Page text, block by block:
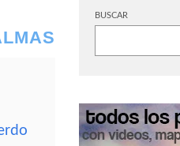
BUSCAR